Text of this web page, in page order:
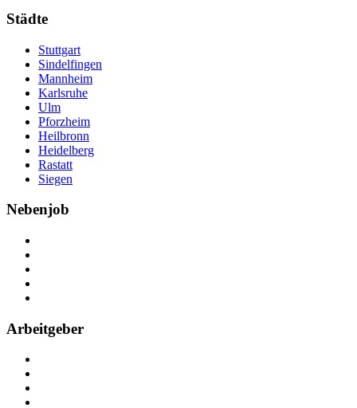
Städte
Stuttgart
Sindelfingen
Mannheim
Karlsruhe
Ulm
Pforzheim
Heilbronn
Heidelberg
Rastatt
Siegen
Nebenjob
Arbeitgeber